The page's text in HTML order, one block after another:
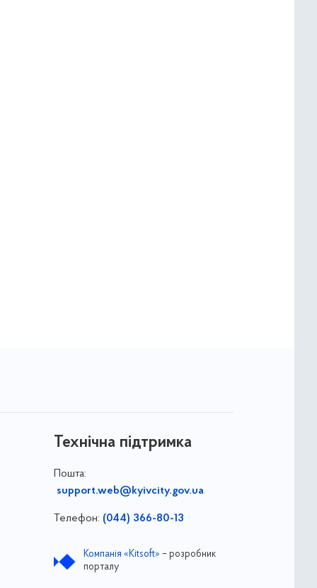
Технічна підтримка
Пошта:
support.web@kyivcity.gov.ua
Телефон: (044) 366-80-13
Компанія «Kitsoft» – розробник
порталу